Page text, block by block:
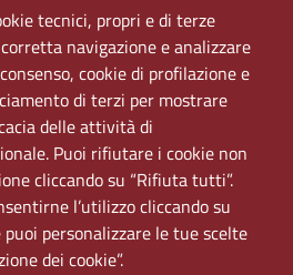
tecnici, propri e di terze
navigazione e analizzare
cookie di profilazione e
di terzi per mostrare
delle attività di
Puoi rifiutare i cookie non
cliccando su “Rifiuta tutti”.
l’utilizzo cliccando su
personalizzare le tue scelte
dei cookie”.